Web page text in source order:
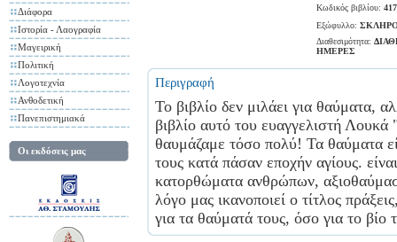
Διάφορα
Ιστορία - Λαογραφία
Μαγειρική
Πολιτική
Λογοτεχνία
Ανθοδετική
Πανεπιστημιακά
Οι εκδόσεις μας
Κωδικός βιβλίου:
Εξώφυλλο:
Διαθεσιμότητα:
ΗΜΕΡΕΣ
Περιγραφή
Το βιβλίο δεν μιλάει για θαύματα,
βιβλίο αυτό του ευαγγελιστή
θαυμάζαμε τόσο πολύ! Τα θαύματα
τους κατά πάσαν εποχήν αγίους.
κατορθώματα ανθρώπων,
λόγο μας ικανοποιεί ο τίτλος
για τα θαύματά τους, όσο για το βίο